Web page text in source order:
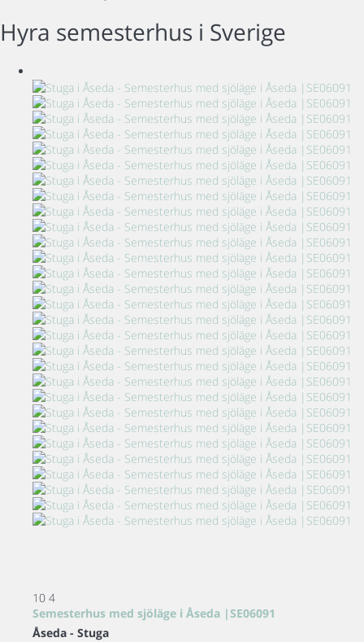
Hyra semesterhus i Sverige
10 4
Semesterhus med sjöläge i Åseda |SE06091
Åseda - Stuga